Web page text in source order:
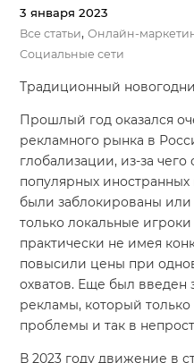
3 января 2023
Все статьи,Онлайн-
Социальные сети
Традиционный
Прошлый год оказался
рекламного рынка в
глобализации, из-за
популярных
были заблокированы
только локальные
практически не имея
повысили цены при
охватов. Еще был введен
рекламы, который
проблемы и так в
В 2023 году движение в